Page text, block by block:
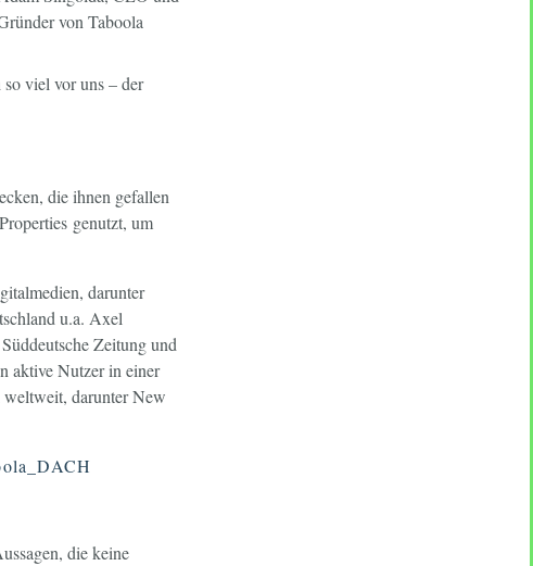
von Taboola
viel vor uns – der
die ihnen gefallen
genutzt, um
darunter
u.a. Axel
Zeitung und
aktive Nutzer in einer
weltweit, darunter New
die keine